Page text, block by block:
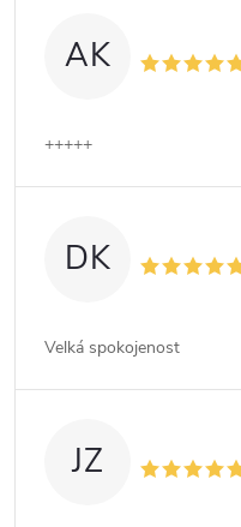
AK
+++++
DK
Velká spokojenost
JZ